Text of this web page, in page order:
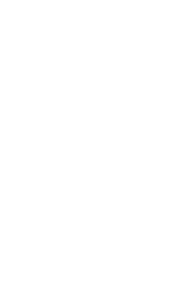
Beispiele aus